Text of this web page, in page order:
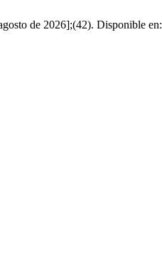
de 2026];(42). Disponible en: